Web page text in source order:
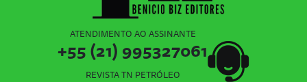
ATENDIMENTO AO ASSINANTE
+55 (21) 995327061
REVISTA TN PETRÓLEO